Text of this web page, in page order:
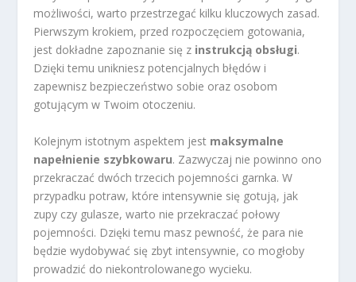
możliwości, warto przestrzegać kilku kluczowych zasad.
Pierwszym krokiem, przed rozpoczęciem gotowania,
jest dokładne zapoznanie się z instrukcją obsługi.
Dzięki temu unikniesz potencjalnych błędów i
zapewnisz bezpieczeństwo sobie oraz osobom
gotującym w Twoim otoczeniu.
Kolejnym istotnym aspektem jest maksymalne
napełnienie szybkowaru. Zazwyczaj nie powinno ono
przekraczać dwóch trzecich pojemności garnka. W
przypadku potraw, które intensywnie się gotują, jak
zupy czy gulasze, warto nie przekraczać połowy
pojemności. Dzięki temu masz pewność, że para nie
będzie wydobywać się zbyt intensywnie, co mogłoby
prowadzić do niekontrolowanego wycieku.